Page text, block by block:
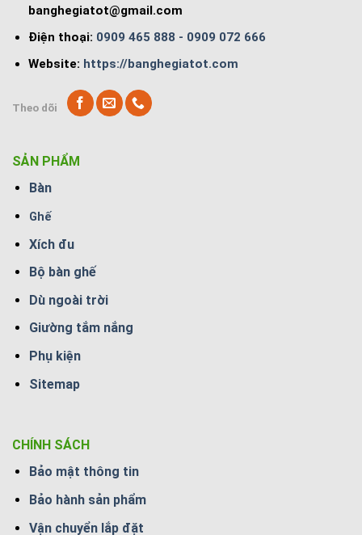
banghegiatot@gmail.com
Điện thoại: 0909 465 888 - 0909 072 666
Website: https://banghegiatot.com
Theo dõi
SẢN PHẨM
Bàn
Ghế
Xích đu
Bộ bàn ghế
Dù ngoài trời
Giường tắm nắng
Phụ kiện
Sitemap
CHÍNH SÁCH
Bảo mật thông tin
Bảo hành sản phẩm
Vận chuyển lắp đặt